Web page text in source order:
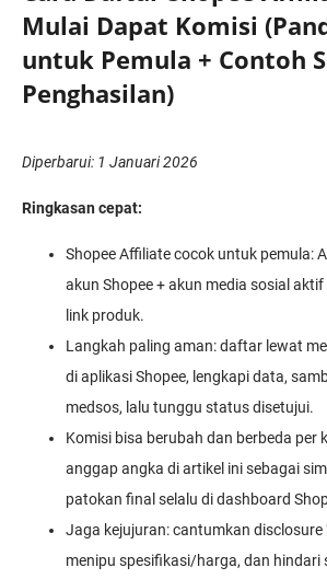
Mulai Dapat Komisi
untuk Pemula + Contoh
Penghasilan)
Diperbarui: 1 Januari 2026
Ringkasan cepat:
Shopee Affiliate cocok untuk pemula:
akun Shopee + akun media sosial
link produk.
Langkah paling aman: daftar lewat
di aplikasi Shopee, lengkapi data,
medsos, lalu tunggu status disetujui.
Komisi bisa berubah dan berbeda per
anggap angka di artikel ini sebagai
patokan final selalu di dashboard
Jaga kejujuran: cantumkan disclosure
menipu spesifikasi/harga, dan hindari